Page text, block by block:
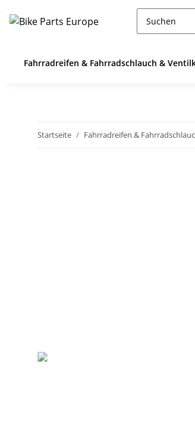
Fahrradreifen & Fahrradschlauch &
Startseite Fahrradreifen &